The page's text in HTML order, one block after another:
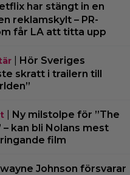
har stängt in en
reklamskylt – PR-
får LA att titta upp
| Hör Sveriges
skratt i trailern till
| Ny milstolpe för ”The
– kan bli Nolans mest
film
Johnson försvarar